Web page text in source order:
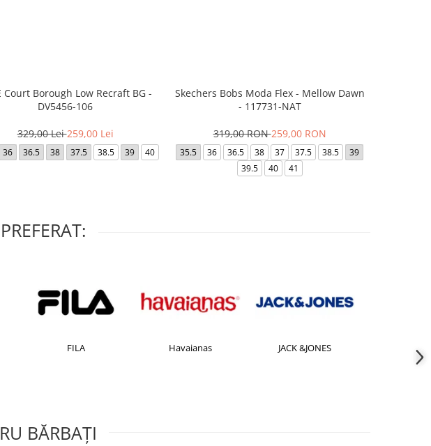
Court Borough Low Recraft BG -
DV5456-106
329,00 Lei259,00 Lei
36 36.5 38 37.5 38.5 39 40
Skechers Bobs Moda Flex - Mellow Dawn
- 117731-NAT
319,00 RON259,00 RON
35.5 36 36.5 38 37 37.5 38.5
39
39.5
40 41
FILA Havaianas JACK &JONES
BĂRBAŢI